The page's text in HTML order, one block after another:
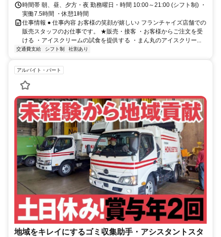
時間帯 朝、昼、夕方・夜 勤務曜日・時間 10:00～21:00 (シフト制) ・
実働7.5時間 ・休憩1時間
仕事情報 ● 仕事内容 お客様の笑顔が嬉しい♪ フランチャイズ店舗での
販売スタッフのお仕事です。 ★販売・接客 ・お客様からご注文を受
ける ・アイスクリームの試食を提供する ・まん丸のアイスクリー...
交通費支給 シフト制 社割あり
アルバイト・パート
地域をキレイにするゴミ収集助手・アシスタントスタ